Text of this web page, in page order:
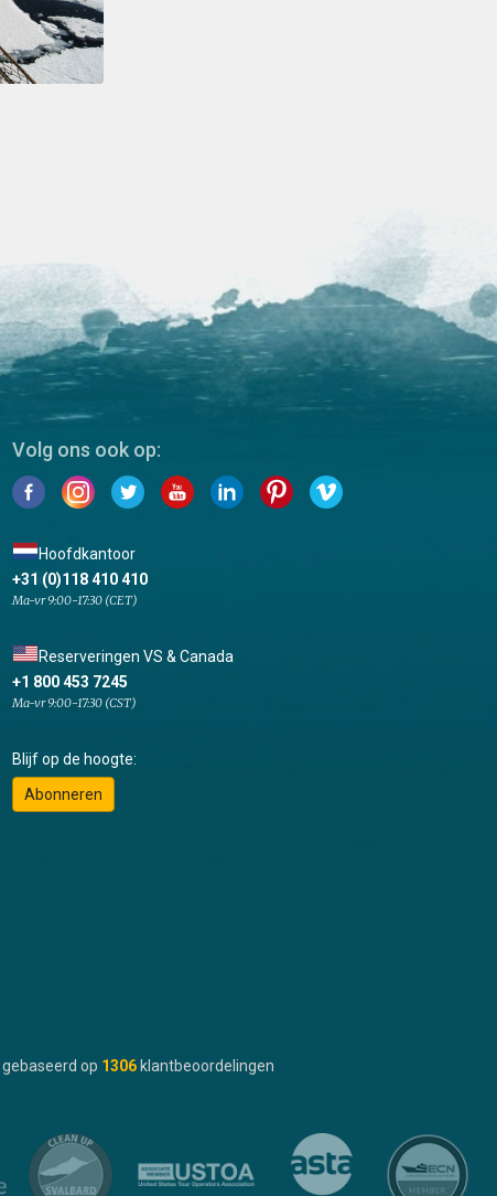
Volg ons ook op:
Hoofdkantoor
+31 (0)118 410 410
Ma-vr 9:00-17:30 (CET)
Reserveringen VS & Canada
+1 800 453 7245
Ma-vr 9:00-17:30 (CST)
Blijf op de hoogte:
Abonneren
gebaseerd op 1306 klantbeoordelingen